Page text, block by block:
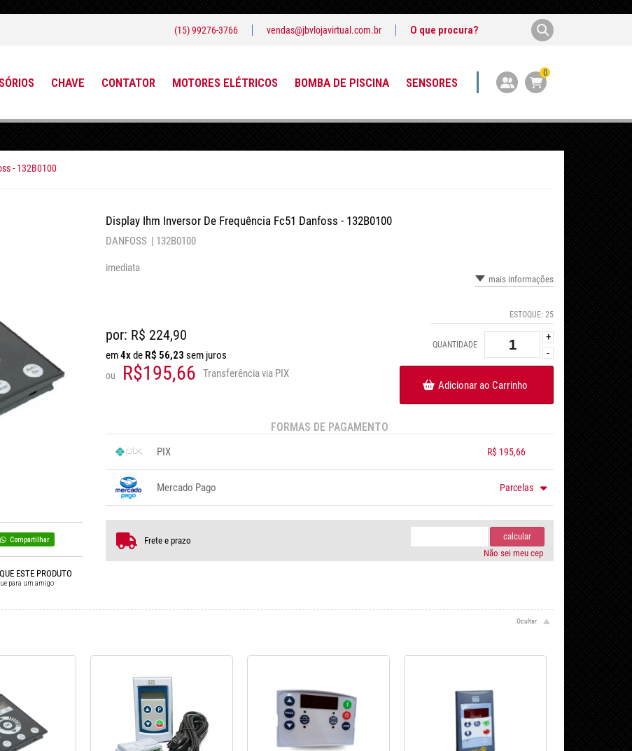
(15) 99276-3766 vendas@jbvlojavirtual.com.br
CHAVE CONTATOR MOTORES ELÉTRICOS BOMBA DE PISCINA SENSORES
0
- 132B0100
Compartilhar
ESTE PRODUTO
para um amigo
Display Ihm Inversor De Frequência Fc51 Danfoss - 132B0100
DANFOSS | 132B0100
imediata
mais informações
por: R$ 224,90
em4xde R$ 56,23 sem juros
ou R$195,66 Transferência via PIX
ESTOQUE: 25
QUANTIDADE
+
-
Adicionar ao Carrinho
FORMAS DE PAGAMENTO
PIX R$ 195,66
Mercado Pago Parcelas
.....
Frete e prazo
calcular
Não sei meu cep